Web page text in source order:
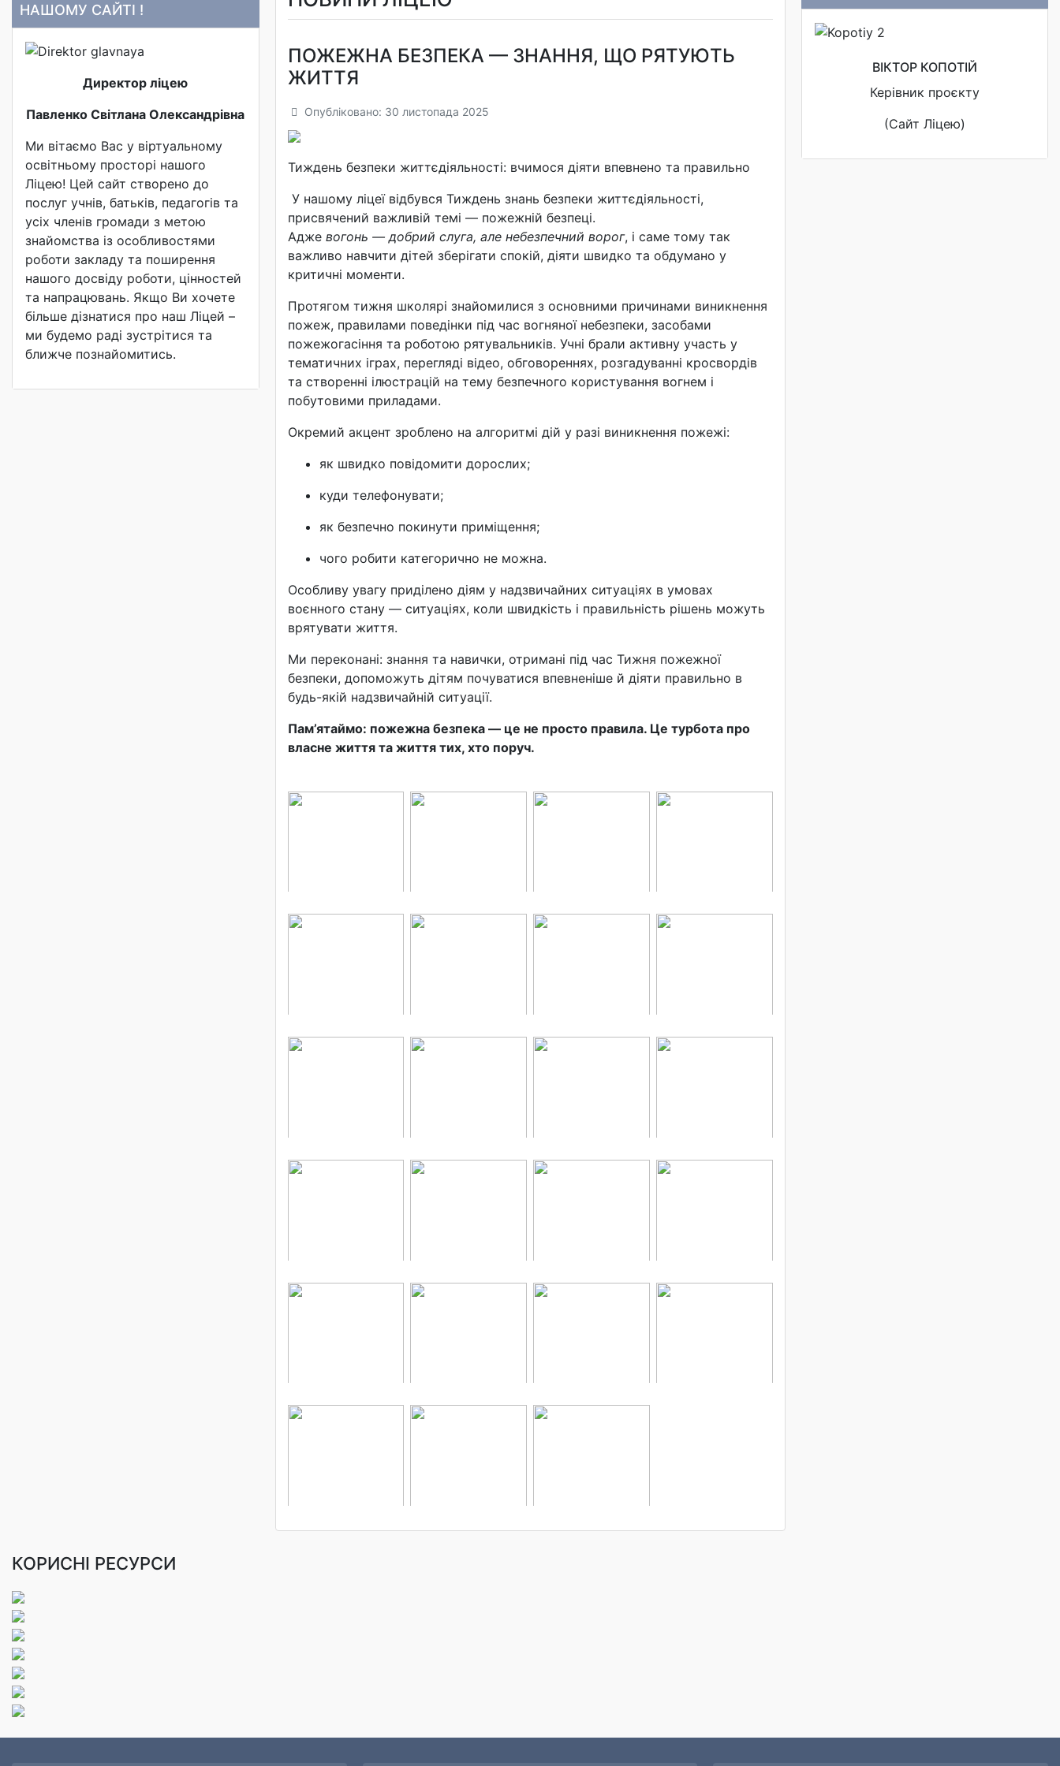
НАШОМУ САЙТІ !
Директор ліцею
Павленко Світлана Олександрівна
Ми вітаємо Вас у віртуальному
освітньому просторі нашого
Ліцею! Цей сайт створено до
послуг учнів, батьків, педагогів та
усіх членів громади з метою
знайомства із особливостями
роботи закладу та поширення
нашого досвіду роботи, цінностей
та напрацювань. Якщо Ви хочете
більше дізнатися про наш Ліцей –
ми будемо раді зустрітися та
ближче познайомитись.
ПОЖЕЖНА БЕЗПЕКА — ЗНАННЯ, ЩО РЯТУЮТЬ
ЖИТТЯ
Опубліковано: 30 листопада 2025
Тиждень безпеки життєдіяльності: вчимося діяти впевнено та правильно
У нашому ліцеї відбувся Тиждень знань безпеки життєдіяльності,
присвячений важливій темі — пожежній безпеці.
Адже вогонь — добрий слуга, але небезпечний ворог, і саме тому так
важливо навчити дітей зберігати спокій, діяти швидко та обдумано у
критичні моменти.
Протягом тижня школярі знайомилися з основними причинами виникнення
пожеж, правилами поведінки під час вогняної небезпеки, засобами
пожежогасіння та роботою рятувальників. Учні брали активну участь у
тематичних іграх, перегляді відео, обговореннях, розгадуванні кросвордів
та створенні ілюстрацій на тему безпечного користування вогнем і
побутовими приладами.
Окремий акцент зроблено на алгоритмі дій у разі виникнення пожежі:
як швидко повідомити дорослих;
куди телефонувати;
як безпечно покинути приміщення;
чого робити категорично не можна.
Особливу увагу приділено діям у надзвичайних ситуаціях в умовах
воєнного стану — ситуаціях, коли швидкість і правильність рішень можуть
врятувати життя.
Ми переконані: знання та навички, отримані під час Тижня пожежної
безпеки, допоможуть дітям почуватися впевненіше й діяти правильно в
будь-якій надзвичайній ситуації.
Пам’ятаймо: пожежна безпека — це не просто правила. Це турбота про
власне життя та життя тих, хто поруч.
ВІКТОР КОПОТІЙ
Керівник проєкту
(Сайт Ліцею)
КОРИСНІ РЕСУРСИ